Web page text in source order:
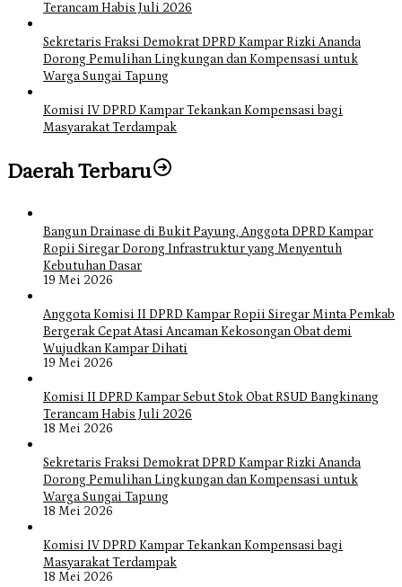
Terancam Habis Juli 2026
Sekretaris Fraksi Demokrat DPRD Kampar Rizki Ananda
Dorong Pemulihan Lingkungan dan Kompensasi untuk
Warga Sungai Tapung
Komisi IV DPRD Kampar Tekankan Kompensasi bagi
Masyarakat Terdampak
Daerah Terbaru
Bangun Drainase di Bukit Payung, Anggota DPRD Kampar
Ropii Siregar Dorong Infrastruktur yang Menyentuh
Kebutuhan Dasar
19 Mei 2026
Anggota Komisi II DPRD Kampar Ropii Siregar Minta Pemkab
Bergerak Cepat Atasi Ancaman Kekosongan Obat demi
Wujudkan Kampar Dihati
19 Mei 2026
Komisi II DPRD Kampar Sebut Stok Obat RSUD Bangkinang
Terancam Habis Juli 2026
18 Mei 2026
Sekretaris Fraksi Demokrat DPRD Kampar Rizki Ananda
Dorong Pemulihan Lingkungan dan Kompensasi untuk
Warga Sungai Tapung
18 Mei 2026
Komisi IV DPRD Kampar Tekankan Kompensasi bagi
Masyarakat Terdampak
18 Mei 2026